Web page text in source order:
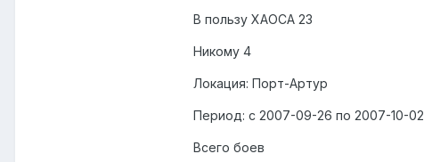
В пользу ХАОСА 23
Никому 4
Локация: Порт-Артур
Период: с 2007-09-26 по 2007-10-02
Всего боев